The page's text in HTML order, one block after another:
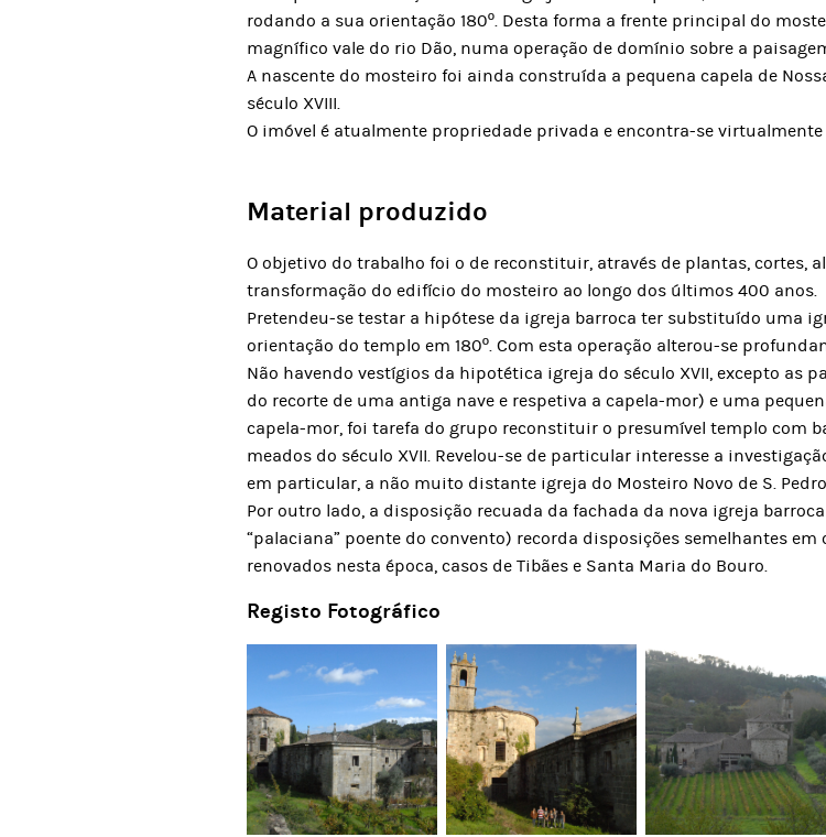
rodando a sua orientação 180º. Desta forma a frente principal do
magnífico vale do rio Dão, numa operação de domínio sobre a
A nascente do mosteiro foi ainda construída a pequena capela de
século XVIII.
O imóvel é atualmente propriedade privada e encontra-se
Material produzido
O objetivo do trabalho foi o de reconstituir, através de plantas, cortes,
transformação do edifício do mosteiro ao longo dos últimos 400 anos.
Pretendeu-se testar a hipótese da igreja barroca ter substituído uma
orientação do templo em 180º. Com esta operação alterou-se
Não havendo vestígios da hipotética igreja do século XVII, excepto as
do recorte de uma antiga nave e respetiva a capela-mor) e uma
capela-mor, foi tarefa do grupo reconstituir o presumível templo com
meados do século XVII. Revelou-se de particular interesse a
em particular, a não muito distante igreja do Mosteiro Novo de S.
Por outro lado, a disposição recuada da fachada da nova igreja
“palaciana” poente do convento) recorda disposições semelhantes
renovados nesta época, casos de Tibães e Santa Maria do Bouro.
Registo Fotográfico